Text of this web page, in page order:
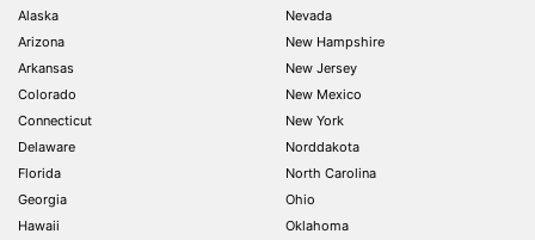
Alaska
Arizona
Arkansas
Colorado
Connecticut
Delaware
Florida
Georgia
Hawaii
Nevada
New Hampshire
New Jersey
New Mexico
New York
Norddakota
North Carolina
Ohio
Oklahoma